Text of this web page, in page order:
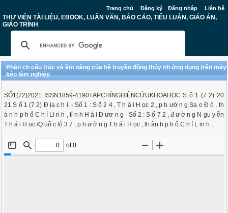
Trang chủ Đăng ký Đăng nhập Liên hệ
THƯ VIỆN TÀI LIỆU, EBOOK, LUẬN VĂN, BÁO CÁO, TIỂU LUẬN, GIÁO ÁN,
GIÁO TRÌNH
Phân ch cấu trúc và ềm năng của hệ truyền động thủy nh ứng dụng trên máy
kéo lâm nghiệp
SỐ1(72)2021 ISSN1859-4190TẠPCHÍNGHIÊNCỨUKHOAHỌC S ố 1 (7 2) 20
21 S ố 1 (7 2) Đ ịa c h ỉ: - Số 1 : S ố 2 4 , T h á i H ọc 2 , p h ườ n g Sa o Đ ỏ , th
à n h p h ố C h í Li n h , tỉ n h H ả i D ươ n g - Số 2 : S ố 7 2 , đ ư ờ n g N gu y ễn
T h á i H ọc /Q uố c lộ 3 7 , p h ư ờ n g T h á i H ọc , th àn h p h ố C h í L in h ,